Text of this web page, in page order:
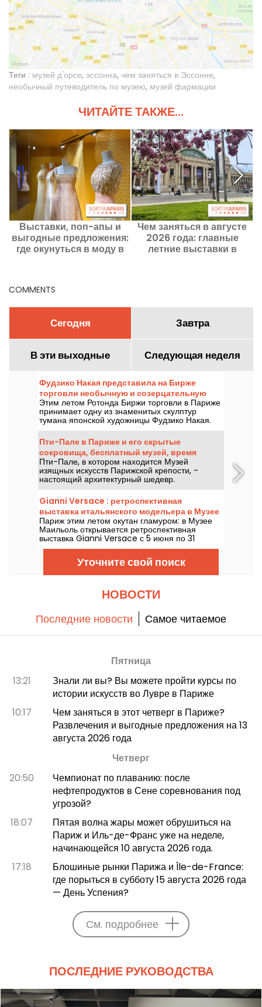
Теги : музей д'орсе, эссонна, чем заняться в Эссонне,
необычный путеводитель по музею, музей фармации
ЧИТАЙТЕ ТАКЖЕ...
Выставки, поп-апы и
выгодные предложения:
где окунуться в моду в
Чем заняться в августе
2026 года: главные
летние выставки в
COMMENTS
Сегодня Завтра
В эти выходные Следующая неделя
Фудзико Накая представила на Бирже
торговли необычную и созерцательную
скульптуру из тумана
Этим летом Ротонда Биржи торговли в Париже
принимает одну из знаменитых скулптур
тумана японской художницы Фудзико Накая.
До 14 сентября 2026 года приходите, чтобы
увидеть эту необычную и созерцательную
инсталляцию, которая заставляет посетителей
появляться и исчезать в густом белом облаке
водяного пара!
Пти-Пале в Париже и его скрытые
сокровища, бесплатный музей, время
работы и выставки
Пти-Пале, в котором находится Музей
изящных искусств Парижской крепости, -
настоящий архитектурный шедевр.
Спроектированный Шарлем Жиро для
Всемирной выставки 1900 года, этот музей
полон сокровищ. А поскольку вход в него
бесплатный, было бы ошибкой не
воспользоваться этим.
Gianni Versace : ретроспективная
выставка итальянского модельера в Музее
Маййоль — продления
Париж этим летом окутан гламуром: в Музее
Маильоль открывается ретроспективная
выставка Gianni Versace с 5 июня по 31
октября 2026 года. Между барокко и
перегрузкой принтов выставка моды-
ретроспектива обещает яркие краски и
роскошь, как сама легенда.
Уточните свой поиск
НОВОСТИ
Последние новости Самое читаемое
Пятница
13:21
Знали ли вы? Вы можете пройти курсы по
истории искусств во Лувре в Париже
10:17
Чем заняться в этот четверг в Париже?
Развлечения и выгодные предложения на 13
августа 2026 года
Четверг
20:50
Чемпионат по плаванию: после
нефтепродуктов в Сене соревнования под
угрозой?
18:07
Пятая волна жары может обрушиться на
Париж и Иль-де-Франс уже на неделе,
начинающейся 10 августа 2026 года.
17:18
Блошиные рынки Парижа и Île-de-France:
где порыться в субботу 15 августа 2026 года
— День Успения?
См. подробнее
ПОСЛЕДНИЕ РУКОВОДСТВА